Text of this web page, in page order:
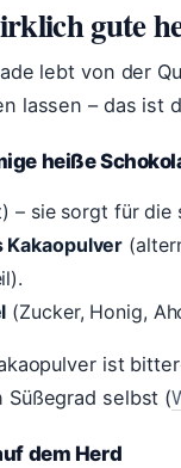
gute
lebt von der
lassen – das ist
heiße
– sie sorgt für die
(Zucker, Honig,
ist
selbst (
dem Herd